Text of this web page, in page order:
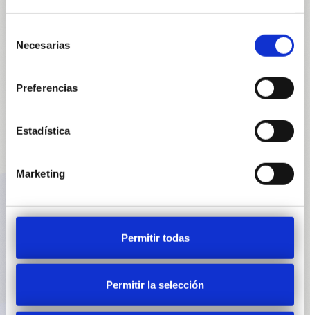
Necesarias
Preferencias
Estadística
Marketing
Permitir todas
Permitir la selección
¡Gracias por colaborar y por compartir con
fechas tan especiales!
DÉCIMO DE NAVIDAD: